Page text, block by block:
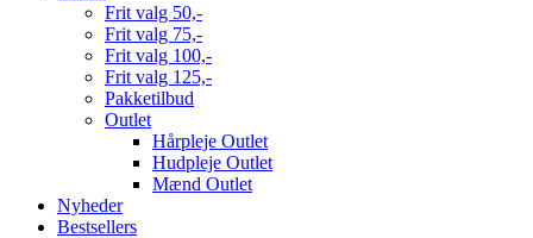
Frit valg 50,-
Frit valg 75,-
Frit valg 100,-
Frit valg 125,-
Pakketilbud
Outlet
Hårpleje Outlet
Hudpleje Outlet
Mænd Outlet
Nyheder
Bestsellers